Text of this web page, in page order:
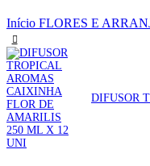
Início FLORES E
DIFUSOR